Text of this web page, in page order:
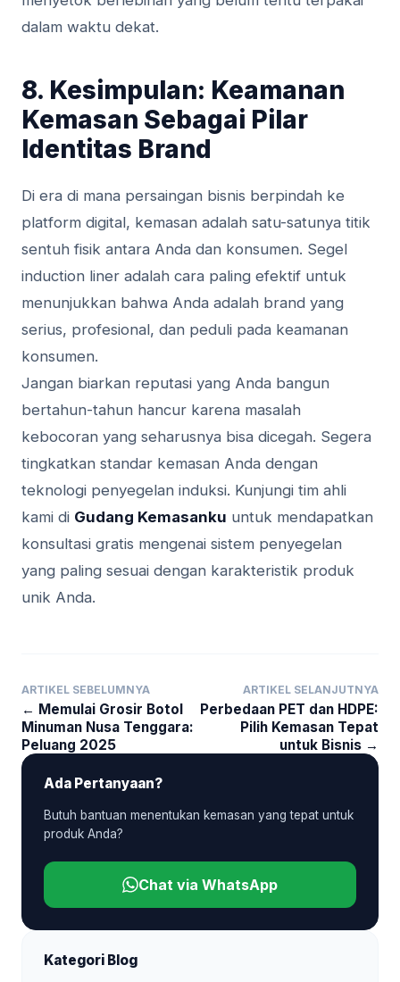
dalam waktu dekat.
8. Kesimpulan: Keamanan
Kemasan Sebagai Pilar
Identitas Brand
Di era di mana persaingan bisnis berpindah ke
platform digital, kemasan adalah satu-satunya titik
sentuh fisik antara Anda dan konsumen. Segel
induction liner adalah cara paling efektif untuk
menunjukkan bahwa Anda adalah brand yang
serius, profesional, dan peduli pada keamanan
konsumen.
Jangan biarkan reputasi yang Anda bangun
bertahun-tahun hancur karena masalah
kebocoran yang seharusnya bisa dicegah. Segera
tingkatkan standar kemasan Anda dengan
teknologi penyegelan induksi. Kunjungi tim ahli
kami di Gudang Kemasanku untuk mendapatkan
konsultasi gratis mengenai sistem penyegelan
yang paling sesuai dengan karakteristik produk
unik Anda.
ARTIKEL SEBELUMNYA
← Memulai Grosir Botol
Minuman Nusa Tenggara:
Peluang 2025
ARTIKEL SELANJUTNYA
Perbedaan PET dan HDPE:
Pilih Kemasan Tepat
untuk Bisnis →
Ada Pertanyaan?
Butuh bantuan menentukan kemasan yang tepat untuk
produk Anda?
Chat via WhatsApp
Kategori Blog